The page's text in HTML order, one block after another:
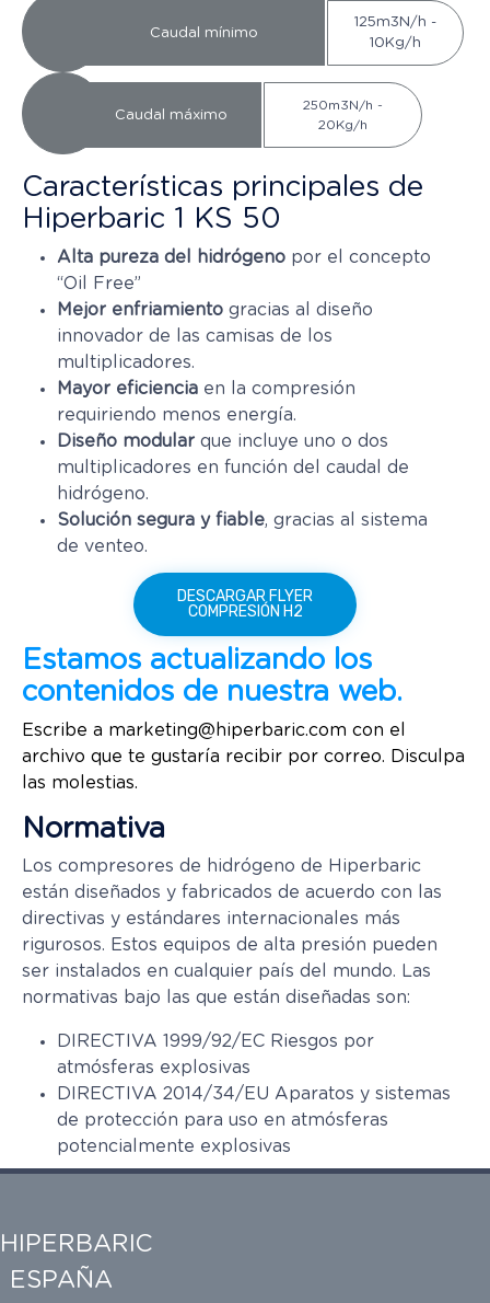
Caudal mínimo
125m3N/h -
10Kg/h
Caudal máximo
250m3N/h -
20Kg/h
Características principales de
Hiperbaric 1 KS 50
Alta pureza del hidrógeno por el concepto
“Oil Free”
Mejor enfriamiento gracias al diseño
innovador de las camisas de los
multiplicadores.
Mayor eficiencia en la compresión
requiriendo menos energía.
Diseño modular que incluye uno o dos
multiplicadores en función del caudal de
hidrógeno.
Solución segura y fiable, gracias al sistema
de venteo.
DESCARGAR FLYER
COMPRESIÓN H2
Estamos actualizando los
contenidos de nuestra web.
Escribe a marketing@hiperbaric.com con el
archivo que te gustaría recibir por correo. Disculpa
las molestias.
Normativa
Los compresores de hidrógeno de Hiperbaric
están diseñados y fabricados de acuerdo con las
directivas y estándares internacionales más
rigurosos. Estos equipos de alta presión pueden
ser instalados en cualquier país del mundo. Las
normativas bajo las que están diseñadas son:
DIRECTIVA 1999/92/EC Riesgos por
atmósferas explosivas
DIRECTIVA 2014/34/EU Aparatos y sistemas
de protección para uso en atmósferas
potencialmente explosivas
HIPERBARIC
ESPAÑA